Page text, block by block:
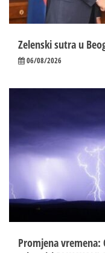
Zelenski sutra u
06/08/2026
Promjena vremena: